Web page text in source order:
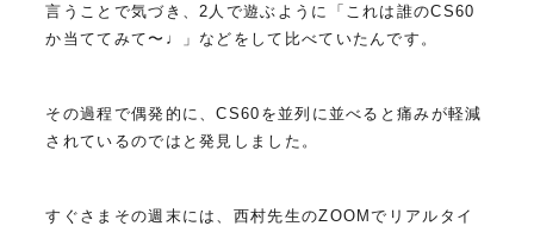
言うことで気づき、2人で遊ぶように「これは誰のCS60
か当ててみて〜♩」などをして比べていたんです。
その過程で偶発的に、CS60を並列に並べると痛みが軽減
されているのではと発見しました。
すぐさまその週末には、西村先生のZOOMでリアルタイ